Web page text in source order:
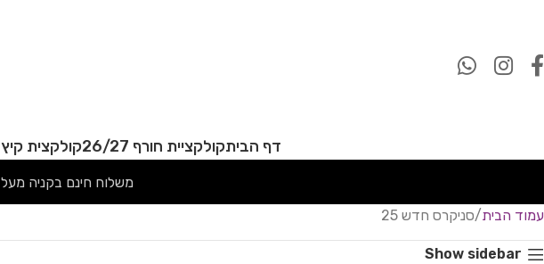
דף הביתקולקציית חורף 26/27 קולקצית קיץ 26
משלוח חינם בקניה מעל 349 ש"ח והחלפה ראשונה חינם
עמוד הבית סניקרס חדש 25
Show sidebar